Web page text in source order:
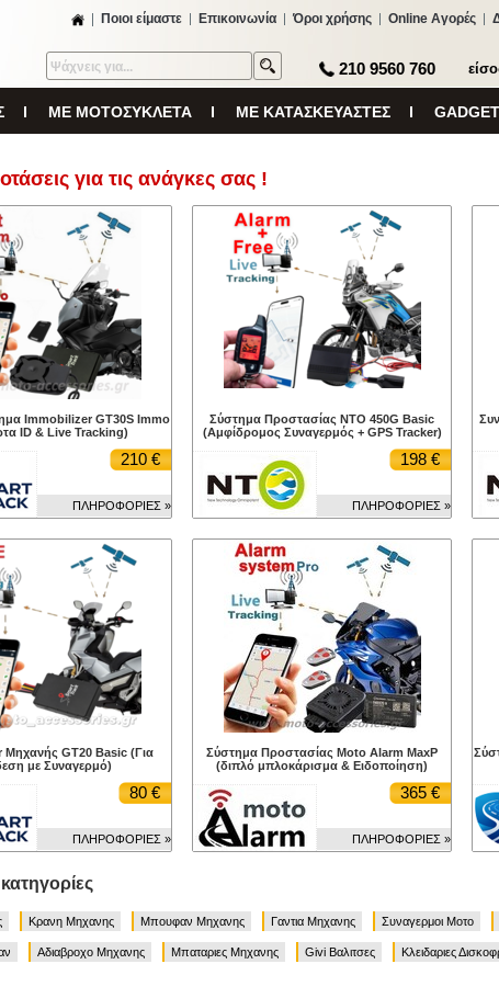
Ποιοι είμαστε Επικοινωνία Όροι χρήσης Online Αγορές
210 9560 760
ΜΕ ΜΟΤΟΣΥΚΛΕΤΑ ΜΕ ΚΑΤΑΣΚΕΥΑΣΤΕΣ
για τις ανάγκες σας !
Immobilizer GT30S Immo
ID & Live Tracking)
210 €
ΠΛΗΡΟΦΟΡΙΕΣ »
Σύστημα Προστασίας NTO 450G Basic
(Αμφίδρομος Συναγερμός + GPS Tracker)
198 €
ΠΛΗΡΟΦΟΡΙΕΣ »
Μηχανής GT20 Basic (Για
με Συναγερμό)
80 €
ΠΛΗΡΟΦΟΡΙΕΣ »
Σύστημα Προστασίας Moto Alarm MaxP
(διπλό μπλοκάρισμα & Ειδοποίηση)
365 €
ΠΛΗΡΟΦΟΡΙΕΣ »
Κρανη Μηχανης Μπουφαν Μηχανης Γαντια Μηχανης Συναγερμοι Μοτο
Αδιαβροχο Μηχανης Μπαταριες Μηχανης Givi Βαλιτσες Κλειδαριες